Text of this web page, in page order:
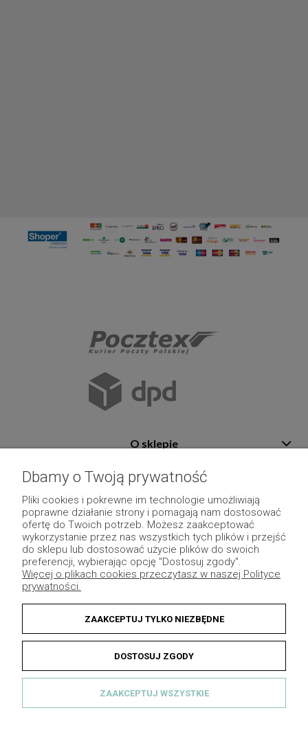
O sklepie
Płatność i dostawa
Moje konto
Pozostałe
Dbamy o Twoją prywatność
Pliki cookies i pokrewne im technologie umożliwiają
poprawne działanie strony i pomagają nam dostosować
ofertę do Twoich potrzeb. Możesz zaakceptować
wykorzystanie przez nas wszystkich tych plików i przejść
do sklepu lub dostosować użycie plików do swoich
preferencji, wybierając opcję "Dostosuj zgody".
Więcej o plikach cookies przeczytasz w naszej Polityce
prywatności.
ZAAKCEPTUJ TYLKO NIEZBĘDNE
DOSTOSUJ ZGODY
ZAAKCEPTUJ WSZYSTKIE